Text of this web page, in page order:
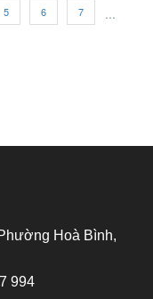
5 6 7 ...
Hoà Bình,
994